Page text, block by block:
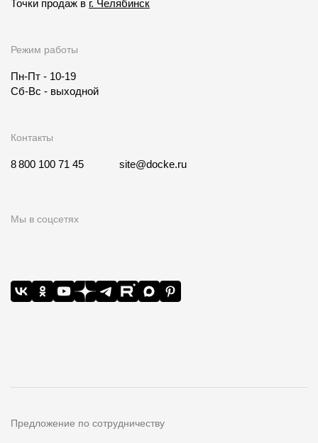
Точки продаж в г. Челябинск
Режим работы
Пн-Пт - 10-19
Сб-Вс - выходной
Контакты
8 800 100 71 45 site@docke.ru
Мы в соцсетях
Предложение по сотрудничеству